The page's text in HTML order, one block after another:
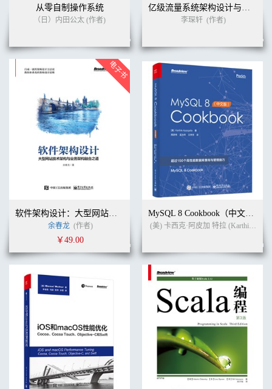
从零自制操作系统
（日）内田公太 (作者)
亿级流量系统架构设计与实战
李琛轩 (作者)
软件架构设计：大型网站技术架构与业务架构融合之道
余春龙 (作者)
￥49.00
MySQL 8 Cookbook（中文版）
(美) 卡西克·阿皮加 特拉 (Karthik Appigatla)